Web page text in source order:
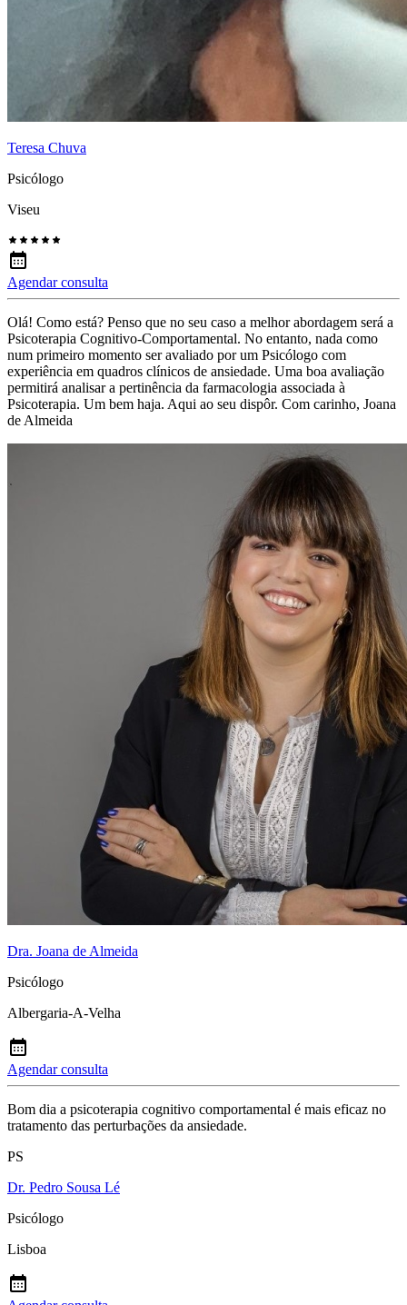
Teresa Chuva
Psicólogo
Viseu
Agendar consulta
Olá! Como está? Penso que no seu caso a melhor abordagem será a
Psicoterapia Cognitivo-Comportamental. No entanto, nada como
num primeiro momento ser avaliado por um Psicólogo com
experiência em quadros clínicos de ansiedade. Uma boa avaliação
permitirá analisar a pertinência da farmacologia associada à
Psicoterapia. Um bem haja. Aqui ao seu dispôr. Com carinho, Joana
de Almeida
Dra. Joana de Almeida
Psicólogo
Albergaria-A-Velha
Agendar consulta
Bom dia a psicoterapia cognitivo comportamental é mais eficaz no
tratamento das perturbações da ansiedade.
PS
Dr. Pedro Sousa Lé
Psicólogo
Lisboa